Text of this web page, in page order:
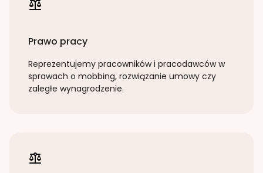
Prawo pracy
Reprezentujemy pracowników i pracodawców w
sprawach o mobbing, rozwiązanie umowy czy
zaległe wynagrodzenie.